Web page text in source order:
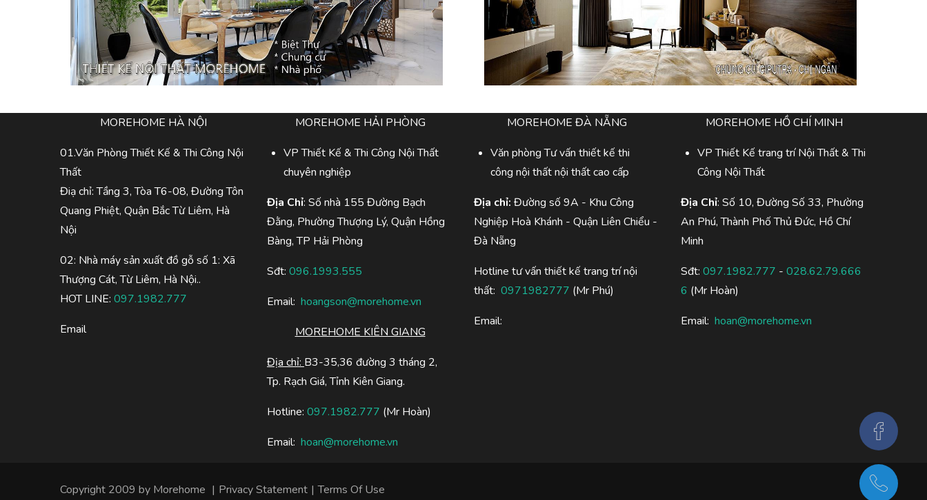
MOREHOME HÀ NỘI
01.Văn Phòng Thiết Kế & Thi Công Nội
Thất
Điạ chỉ: Tầng 3, Tòa T6-08, Đường Tôn
Quang Phiệt, Quận Bắc Từ Liêm, Hà
Nội
02: Nhà máy sản xuất đồ gỗ số 1: Xã
Thượng Cát, Từ Liêm, Hà Nội..
HOT LINE: 097.1982.777
Email
MOREHOME HẢI PHÒNG
VP Thiết Kế & Thi Công Nội Thất
chuyên nghiệp
Địa Chỉ: Số nhà 155 Đường Bạch
Đằng, Phường Thượng Lý, Quận Hồng
Bàng, TP Hải Phòng
Sđt: 096.1993.555
Email: hoangson@morehome.vn
MOREHOME KIÊN GIANG
Địa chỉ: B3-35,36 đường 3 tháng 2,
Tp. Rạch Giá, Tỉnh Kiên Giang.
Hotline: 097.1982.777 (Mr Hoàn)
Email: hoan@morehome.vn
MOREHOME ĐÀ NẴNG
Văn phòng Tư vấn thiết kế thi
công nội thất nội thất cao cấp
Địa chỉ: Đường số 9A - Khu Công
Nghiệp Hoà Khánh - Quận Liên Chiểu -
Đà Nẵng
Hotline tư vấn thiết kế trang trí nội
thất: 0971982777 (Mr Phú)
Email:
MOREHOME HỒ CHÍ MINH
VP Thiết Kế trang trí Nội Thất & Thi
Công Nội Thất
Địa Chỉ: Số 10, Đường Số 33, Phường
An Phú, Thành Phố Thủ Đức, Hồ Chí
Minh
Sđt: 097.1982.777 - 028.62.79.666
6 (Mr Hoàn)
Email: hoan@morehome.vn
Copyright 2009 by Morehome | Privacy Statement | Terms Of Use